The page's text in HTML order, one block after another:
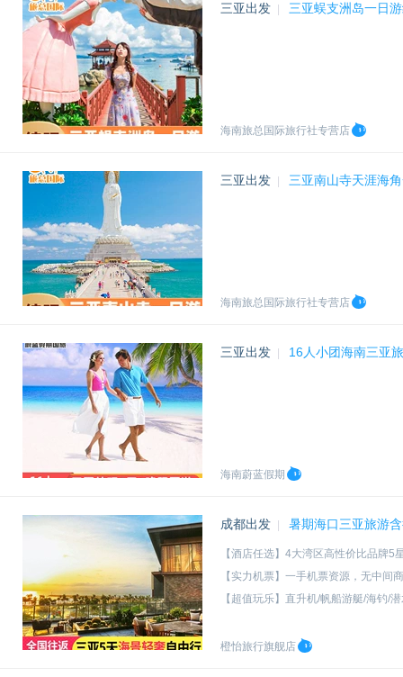
澄迈县 丽江 乌鲁木齐 哈尔滨 西
塔城 张家界
三亚出发 三亚蜈支洲岛一日
海南旅总国际旅行社专营店
三亚出发 三亚南山寺天涯海
海南旅总国际旅行社专营店
三亚出发 16人小团海南三亚
海南蔚蓝假期
成都出发 暑期海口三亚旅游
【酒店任选】4大湾区高性价比品牌
【实力机票】一手机票资源，无中间
【超值玩乐】直升机/帆船游艇/海钓/
橙怡旅行旗舰店